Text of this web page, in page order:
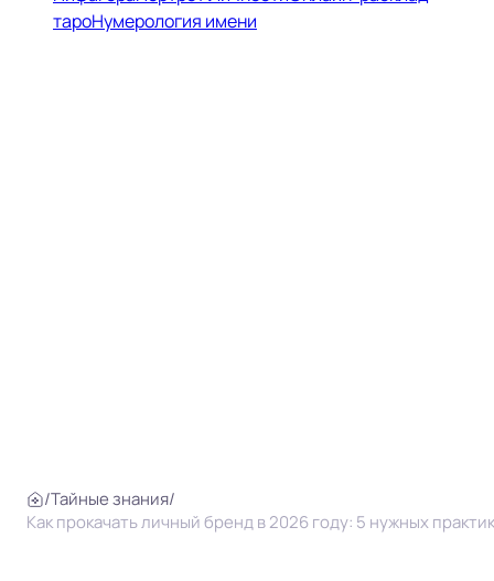
/Тайные знания/
Как прокачать личный бренд в 2026 году: 5 нужных практик